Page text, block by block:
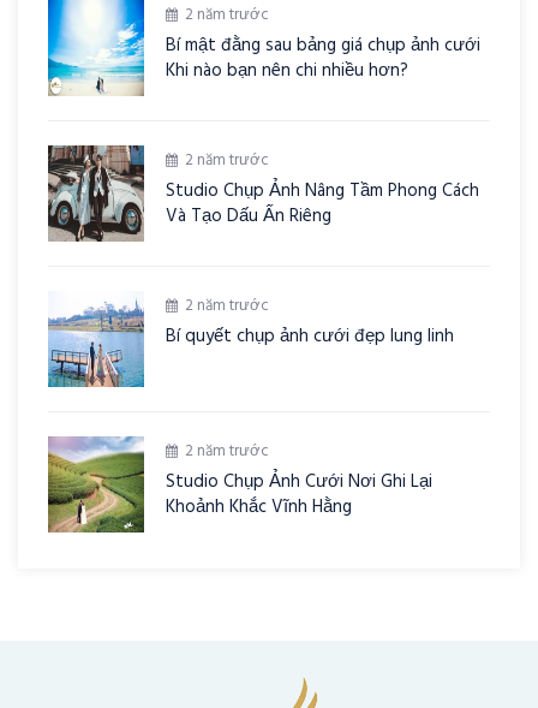
2 năm trước
Bí mật đằng sau bảng giá chụp ảnh cưới
Khi nào bạn nên chi nhiều hơn?
2 năm trước
Studio Chụp Ảnh Nâng Tầm Phong Cách
Và Tạo Dấu Ấn Riêng
2 năm trước
Bí quyết chụp ảnh cưới đẹp lung linh
2 năm trước
Studio Chụp Ảnh Cưới Nơi Ghi Lại
Khoảnh Khắc Vĩnh Hằng